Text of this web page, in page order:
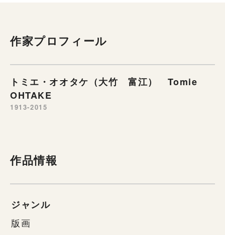
作家プロフィール
トミエ・オオタケ（大竹 富江） Tomie
OHTAKE
1913-2015
作品情報
ジャンル
版画